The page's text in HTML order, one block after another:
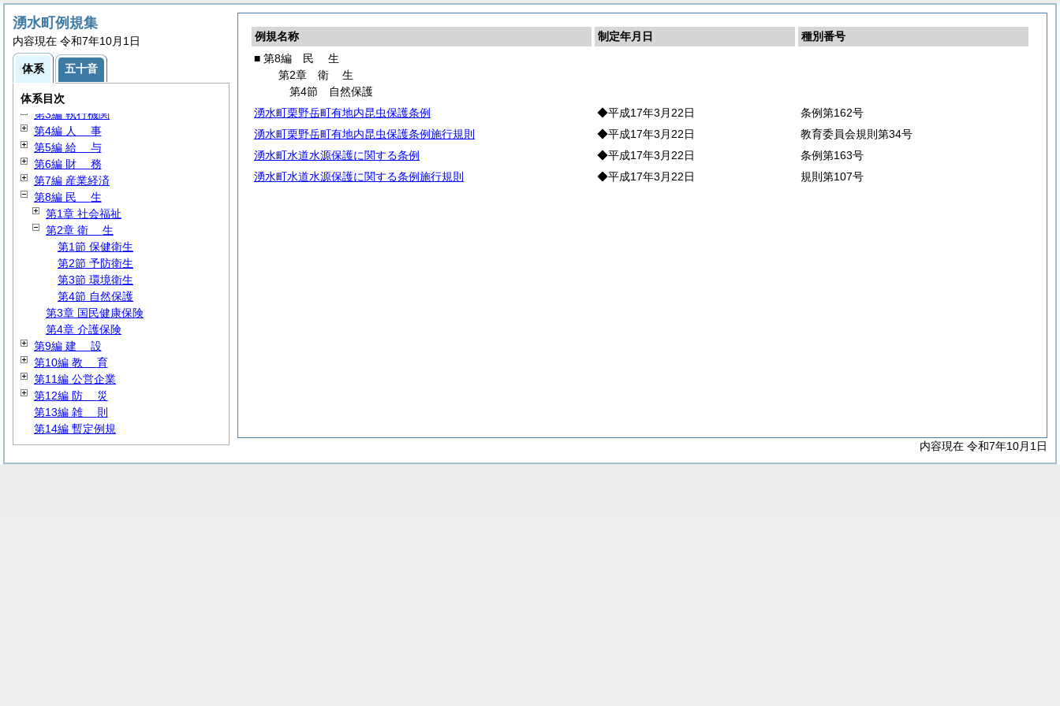
例規名称 制定年月日
種別番号
■ 第8編
民 生
第2章 衛生
第4節 自然保護
湧水町栗野岳町有地内昆虫保護条例
◆平成17年3月22日
条例第162号
湧水町栗野岳町有地内昆虫保護条例施行規則
◆平成17年3月22日
教育委員会規則第34号
湧水町水道水源保護に関する条例
◆平成17年3月22日
条例第163号
湧水町水道水源保護に関する条例施行規則
◆平成17年3月22日 規則第107号
内容現在 令和7年10月1日
湧水町例規集
内容現在 令和7年10月1日
体系 五十音
体系目次
第1編総規
第2編
第3編 執行機関
第4編 人 事
第5編 給 与
第6編 財 務
第7編 産業経済
第8編 民 生
第1章 社会福祉
第2章 衛 生
第1節 保健衛生
第2節 予防衛生
第3節 環境衛生
第4節 自然保護
第3章 国民健康保険
第4章 介護保険
第9編 建 設
第10編 教 育
第11編 公営企業
第12編 防 災
第13編 雑 則
第14編 暫定例規